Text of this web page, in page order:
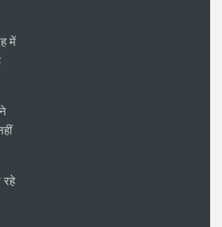
में
रहे